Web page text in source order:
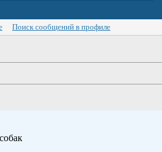
Поиск сообщений в профиле